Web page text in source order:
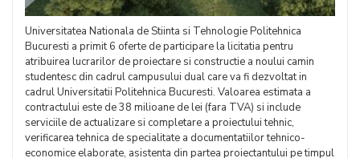
Universitatea Nationala de Stiinta si Tehnologie Politehnica
Bucuresti a primit 6 oferte de participare la licitatia pentru
atribuirea lucrarilor de proiectare si constructie a noului camin
studentesc din cadrul campusului dual care va fi dezvoltat in
cadrul Universitatii Politehnica Bucuresti. Valoarea estimata a
contractului este de 38 milioane de lei (fara TVA) si include
serviciile de actualizare si completare a proiectului tehnic,
verificarea tehnica de specialitate a documentatiilor tehnico-
economice elaborate, asistenta din partea proiectantului pe timpul